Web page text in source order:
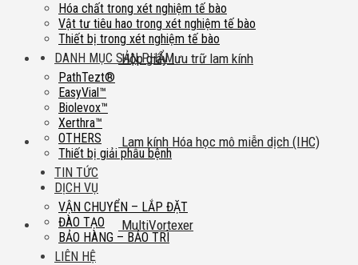
Hóa chất trong xét nghiệm tế bào
Vật tư tiêu hao trong xét nghiệm tế bào
Thiết bị trong xét nghiệm tế bào
DANH MỤC SẢN PHẨM
PathTezt®
EasyVial™
Biolevox™
Xerthra™
OTHERS
Thiết bị giải phẫu bệnh
TIN TỨC
DỊCH VỤ
VẬN CHUYỂN – LẮP ĐẶT
ĐÀO TẠO
BẢO HÀNG – BẢO TRÌ
LIÊN HỆ
Hộp giấy lưu trữ lam kính
Lam kính Hóa học mô miễn dịch (IHC)
MultiVortexer